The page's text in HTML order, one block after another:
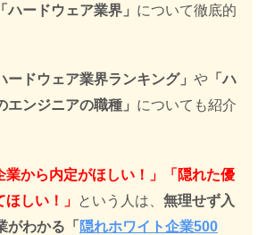
「ハードウェア業界」 について徹底的
ードウェア業界ランキング」 や 「ハ
エンジニアの職種」 についても紹介
業から内定がほしい！」「隠れた優
しい！」 という人は、 無理せず入
がわかる「 隠れホワイト企業500